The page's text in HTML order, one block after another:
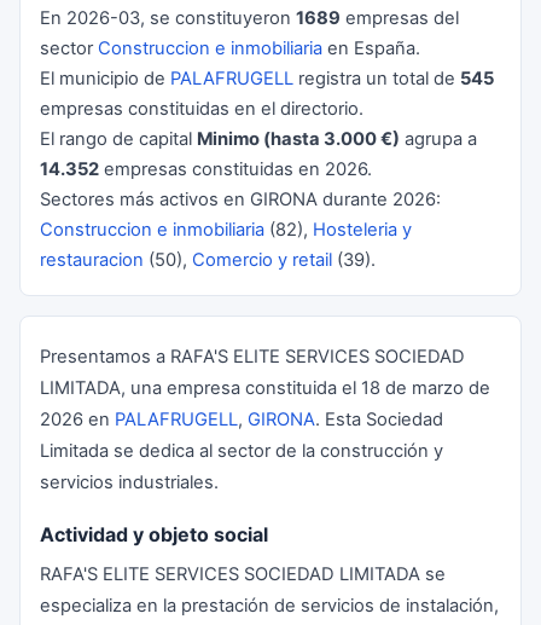
En 2026-03, se constituyeron 1689 empresas del
sector Construccion e inmobiliaria en España.
El municipio de PALAFRUGELL registra un total de 545
empresas constituidas en el directorio.
El rango de capital Minimo (hasta 3.000 €) agrupa a
14.352 empresas constituidas en 2026.
Sectores más activos en GIRONA durante 2026:
Construccion e inmobiliaria (82), Hosteleria y
restauracion (50), Comercio y retail (39).
Presentamos a RAFA'S ELITE SERVICES SOCIEDAD
LIMITADA, una empresa constituida el 18 de marzo de
2026 en PALAFRUGELL, GIRONA. Esta Sociedad
Limitada se dedica al sector de la construcción y
servicios industriales.
Actividad y objeto social
RAFA'S ELITE SERVICES SOCIEDAD LIMITADA se
especializa en la prestación de servicios de instalación,